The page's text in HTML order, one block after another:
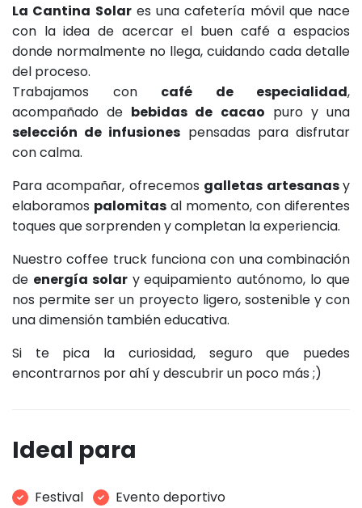
La Cantina Solares una cafetería móvil que nace
con la idea de acercar el buen café a espacios
donde normalmente no llega, cuidando cada detalle
del proceso.
Trabajamos con café de especialidad,
acompañado de bebidas de cacao puro y una
selección de infusiones pensadas para disfrutar
con calma.
Para acompañar, ofrecemos galletas artesanasy
elaboramos palomitas al momento, con diferentes
toques que sorprenden y completan la experiencia.
Nuestro coffee truck funciona con una combinación
de energía solary equipamiento autónomo, lo que
nos permite ser un proyecto ligero, sostenible y con
una dimensión también educativa.
Si te pica la curiosidad, seguro que puedes
encontrarnos por ahí y descubrir un poco más ;)
Ideal para
Festival
Evento deportivo